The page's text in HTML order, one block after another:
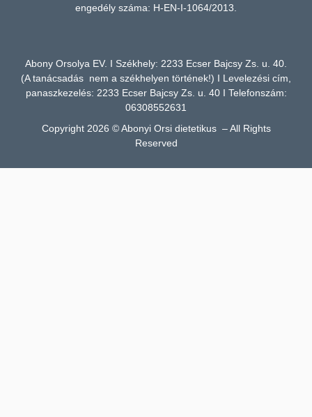
engedély száma: H-EN-I-1064/2013.
Abony Orsolya EV. I Székhely: 2233 Ecser Bajcsy Zs. u. 40.
(A tanácsadás nem a székhelyen történek!) I Levelezési cím,
panaszkezelés: 2233 Ecser Bajcsy Zs. u. 40 I Telefonszám:
06308552631
Copyright 2026 © Abonyi Orsi dietetikus – All Rights
Reserved